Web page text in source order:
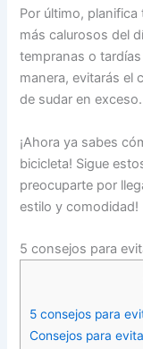
Por último,
más calurosos del
tempranas o
manera, evitarás el
de sudar en exceso.
¡Ahora ya sabes
bicicleta! Sigue
preocuparte por
estilo y comodidad!
5 consejos para
5 consejos para
Consejos para